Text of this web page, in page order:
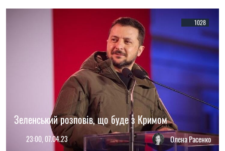
1028
Зеленський розповів, що буде з Кримом
23:00, 07.04.23 Олена Расенко